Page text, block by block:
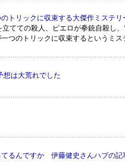
トリックに収束する大傑作ミステリ
てての殺人、ピエロが拳銃自殺し、
つのトリックに収束するというミ
想は大荒れでした
るんですか 伊藤健史さんハブの記